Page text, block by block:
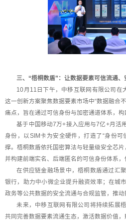
三、“梧桐数盾”：让数据要素可信流通、
10月11日下午，中移互联网有限公司在
这一创新方案聚焦数据要素市场中“数据融合
痛点，旨在通过可信身份与加密通道体系，构
基于中国移动7万+接入应用与7亿+月活
身份，以SIM卡为安全硬件，打造了“身份
撑。梧桐数盾依托国密算法与轻量级安全芯片
并构建前端实名、后端匿名的可信身份体系，
在供应链金融场景中，梧桐数盾通过汇
银行，助力中小微企业提升融资效率；在城
政务等公共数据的安全流通与合规监管，推动
未来，中移互联网有限公司将持续拓展
共同完善数据要素流通生态，激活数据价值，